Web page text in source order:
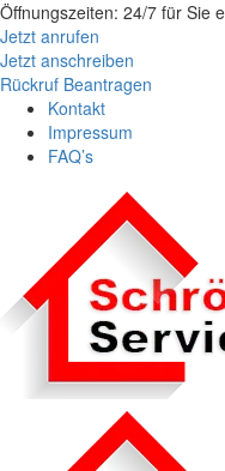
Öffnungszeiten: 24/7 für Sie
Jetzt anrufen
Jetzt anschreiben
Rückruf Beantragen
Kontakt
Impressum
FAQ’s